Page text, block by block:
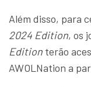
Além disso, para
2024 Edition, os
Edition terão
AWOLNation a